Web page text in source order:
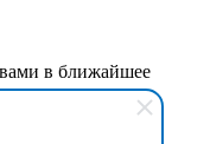
в ближайшее